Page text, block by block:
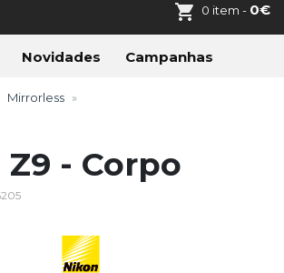
0 item - 0€
Novidades Campanhas
Mirrorless
Z9 - Corpo